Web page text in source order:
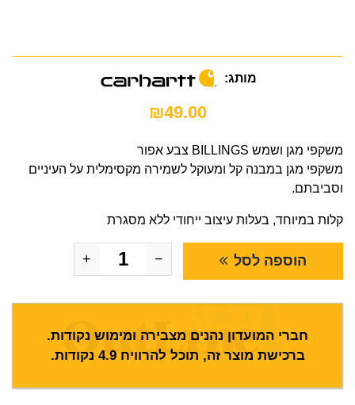
מותג:
₪49.00
משקפי מגן ושמש BILLINGS צבע אפור
משקפי מגן במבנה קל ומעוקל לשמירה מקסימלית על העיניים
וסביבתם.
קלות במיוחד, בעלות עיצוב ייחודי ללא מסגרת
הוספה לסל −
+
חברי המועדון נהנים מצבירה ומימוש נקודות.
ברכישת מוצר זה, תוכל להרוויח4.9 נקודות.